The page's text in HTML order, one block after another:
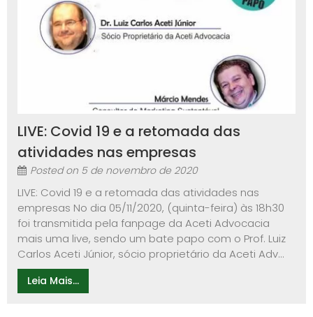
LIVE: Covid 19 e a retomada das
atividades nas empresas
Posted on 5 de novembro de 2020
LIVE: Covid 19 e a retomada das atividades nas
empresas No dia 05/11/2020, (quinta-feira) às 18h30
foi transmitida pela fanpage da Aceti Advocacia
mais uma live, sendo um bate papo com o Prof. Luiz
Carlos Aceti Júnior, sócio proprietário da Aceti Adv...
Leia Mais...